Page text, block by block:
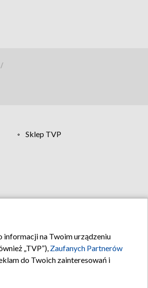
/
Sklep TVP
informacji na Twoim urządzeniu
„TVP”), Zaufanych Partnerów
do Twoich zainteresowań i